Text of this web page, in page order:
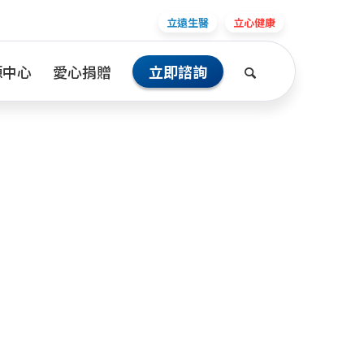
立遠生醫 立心健康
心 愛心捐贈 立即諮詢